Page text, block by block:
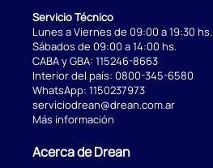
Servicio Técnico
Lunes a Viernes de 09:00 a 19:30 hs.
Sábados de 09:00 a 14:00 hs.
CABA y GBA: 115246-8663
Interior del país: 0800-345-6580
WhatsApp: 1150237973
serviciodrean@drean.com.ar
Más información
Acerca de Drean